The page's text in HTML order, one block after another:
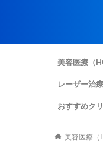
美容医療（
レーザー治療
おすすめク
美容医療（